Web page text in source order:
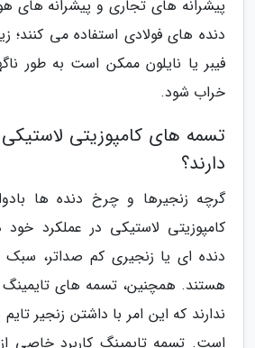
پیشرانه های تجاری و پیشرانه های
دنده های فولادی استفاده می کنند؛
فیبر یا نایلون ممکن است به طور
خراب شود.
تسمه های کامپوزیتی
دارند؟
گرچه زنجیرها و چرخ دنده ها
کامپوزیتی لاستیکی در عملکرد
دنده ای یا زنجیری کم صداتر، سبک
هستند. همچنین، تسمه های تایمینگ
ندارند که این امر با داشتن زنجیر
است. تسمه تایمینگ کاربرد خاصی